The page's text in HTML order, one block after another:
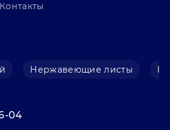
Контакты
Нержавеющие листы
04